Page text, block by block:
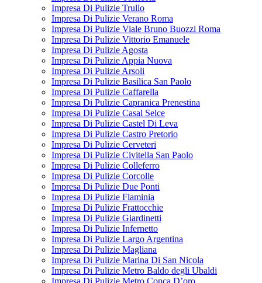
Impresa Di Pulizie Trullo
Impresa Di Pulizie Verano Roma
Impresa Di Pulizie Viale Bruno Buozzi Roma
Impresa Di Pulizie Vittorio Emanuele
Impresa Di Pulizie Agosta
Impresa Di Pulizie Appia Nuova
Impresa Di Pulizie Arsoli
Impresa Di Pulizie Basilica San Paolo
Impresa Di Pulizie Caffarella
Impresa Di Pulizie Capranica Prenestina
Impresa Di Pulizie Casal Selce
Impresa Di Pulizie Castel Di Leva
Impresa Di Pulizie Castro Pretorio
Impresa Di Pulizie Cerveteri
Impresa Di Pulizie Civitella San Paolo
Impresa Di Pulizie Colleferro
Impresa Di Pulizie Corcolle
Impresa Di Pulizie Due Ponti
Impresa Di Pulizie Flaminia
Impresa Di Pulizie Frattocchie
Impresa Di Pulizie Giardinetti
Impresa Di Pulizie Infernetto
Impresa Di Pulizie Largo Argentina
Impresa Di Pulizie Magliana
Impresa Di Pulizie Marina Di San Nicola
Impresa Di Pulizie Metro Baldo degli Ubaldi
Impresa Di Pulizie Metro Conca D’oro